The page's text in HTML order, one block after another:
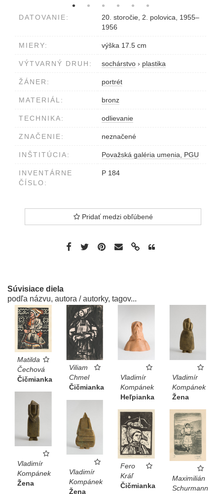
DATOVANIE:
20. storočie, 2. polovica, 1955–
1956
MIERY: výška 17.5 cm
VÝTVARNÝ DRUH: sochárstvo › plastika
ŽÁNER: portrét
MATERIÁL: bronz
TECHNIKA: odlievanie
ZNAČENIE: neznačené
INŠTITÚCIA: Považská galéria umenia, PGU
INVENTÁRNE
ČÍSLO:
P 184
Pridať medzi obľúbené
Súvisiace diela
podľa názvu, autora / autorky, tagov...
Matilda
Čechová
Čičmianka
Viliam
Chmel
Čičmianka
Vladimír
Kompánek
Heľpianka
Vladimír
Kompánek
Žena
Vladimír
Kompánek
Žena
Vladimír
Kompánek
Žena
Fero
Kráľ
Čičmianka
Maximilián
Schurmann